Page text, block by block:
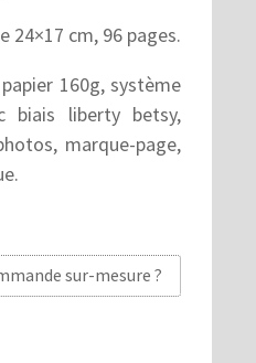
24×17 cm, 96 pages.
papier 160g, système
biais liberty betsy,
marque-page,
sur-mesure ?